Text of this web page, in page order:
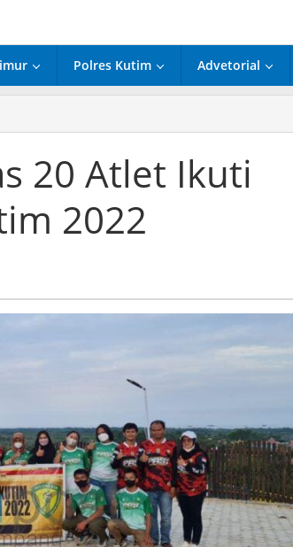
Polres Kutim Advetorial
20 Atlet Ikuti
2022